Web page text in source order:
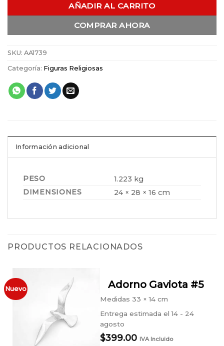
AÑADIR AL CARRITO
COMPRAR AHORA
SKU: AA1739
Categoría: Figuras Religiosas
Información adicional
PESO
1.223 kg
DIMENSIONES
24 × 28 × 16 cm
PRODUCTOS RELACIONADOS
Nuevo Adorno Gaviota #5
Medidas33 × 14 cm
Entrega estimada el 14 - 24
agosto
$399.00 IVA Incluido